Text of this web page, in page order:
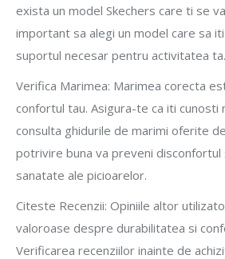
exista un model Skechers care ti se
important sa alegi un model care sa
suportul necesar pentru activitatea ta.
Verifica Marimea: Marimea corecta
confortul tau. Asigura-te ca iti cunosti
consulta ghidurile de marimi oferite
potrivire buna va preveni
sanatate ale picioarelor.
Citeste Recenzii: Opiniile altor
valoroase despre durabilitatea si
Verificarea recenziilor inainte de